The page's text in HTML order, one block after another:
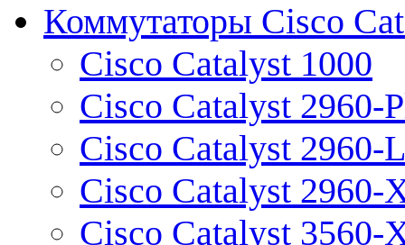
Коммутаторы Cisco
Cisco Catalyst 1000
Cisco Catalyst 2960-
Cisco Catalyst 2960-L
Cisco Catalyst 2960-
Cisco Catalyst 3560-